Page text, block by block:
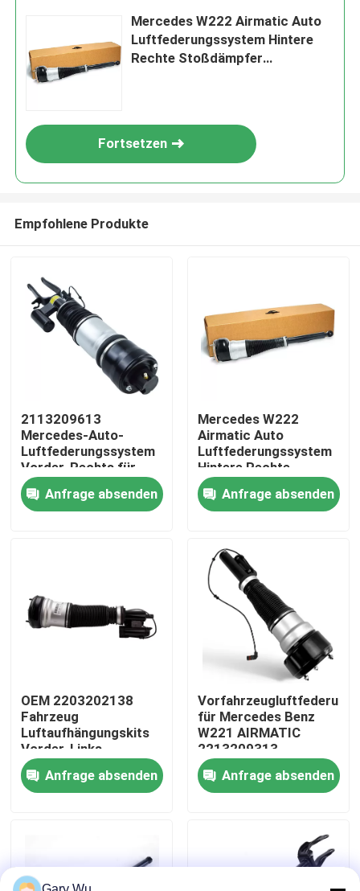
Zu Hause
Produkte
Werksbesichtigung
Kontakt mit uns
Neuigkeiten
Fahrzeugluftfederungssystem
Mercedes W222 Airmatic Auto
Luftfederungssystem Hintere
Rechte Stoßdämpfer
Fortsetzen
Empfohlene Produkte
2113209613
Mercedes-Auto-
Luftfederungssystem
Vorder-Rechts für
W211 4MATIC
Anfrage absenden
Mercedes W222
Airmatic Auto
Luftfederungssystem
Hintere Rechte
Stoßdämpfer
2223205213
Anfrage absenden
OEM 2203202138
Fahrzeug
Luftaufhängungskits
Vorder-Links
Stoßdämpfer für
Mercedes-Benz W220
4MATIC
Anfrage absenden
Vorfahrzeugluftfederung
für Mercedes Benz
W221 AIRMATIC
2213209313
Anfrage absenden